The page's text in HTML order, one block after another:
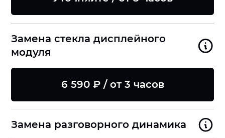
Замена стекла дисплейного
модуля
6 590 ₽ / от 3 часов
Замена разговорного динамика